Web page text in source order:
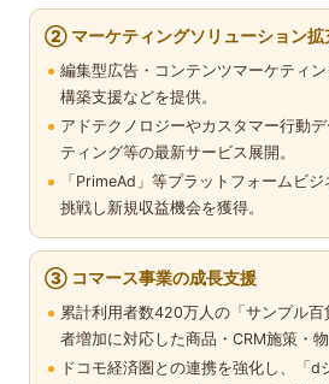
② マーケティングソリューション拡
編集型広告・コンテンツマーケティ
構築支援などを提供。
アドテクノロジーやカスタマー行動
ティング等の最新サービス展開。
「PrimeAd」等プラットフォームビ
挑戦し新規収益機会を獲得。
③ コマース事業の成長支援
累計利用者数420万人の「サンプル百
者増加に対応した商品・CRM施策・物
ドコモ経済圏との連携を強化し、「